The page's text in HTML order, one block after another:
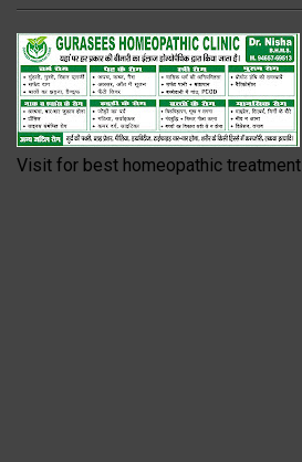
Visit for best homeopathic treatment